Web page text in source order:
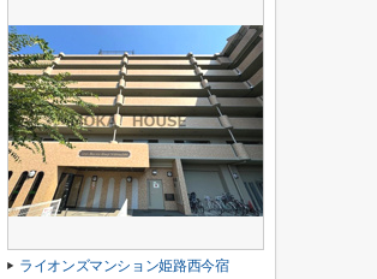
ライオンズマンション姫路西今宿